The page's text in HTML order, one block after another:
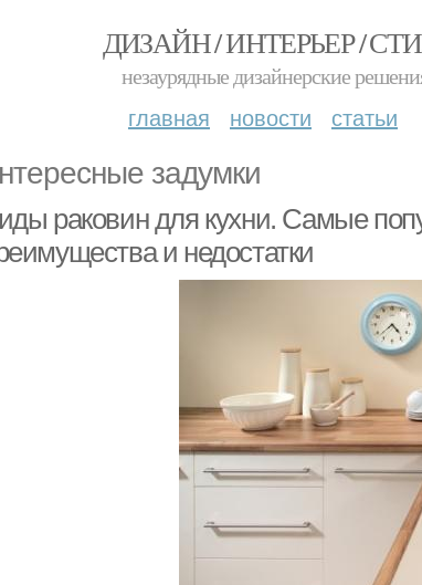
ДИЗАЙН / ИНТЕРЬЕР /
незаурядные дизайнерские
главная новости статьи
задумки
раковин для кухни. Самые
и недостатки